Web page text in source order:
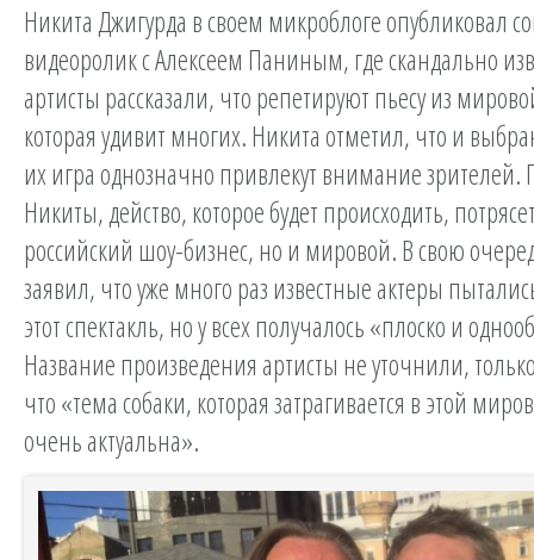
Никита Джигурда в своем микроблоге опубликовал
видеоролик с Алексеем Паниным, где скандально
артисты рассказали, что репетируют пьесу из
которая удивит многих. Никита отметил, что и
их игра однозначно привлекут внимание зрителей.
Никиты, действо, которое будет происходить,
российский шоу-бизнес, но и мировой. В свою
заявил, что уже много раз известные актеры
этот спектакль, но у всех получалось «плоско и
Название произведения артисты не уточнили,
что «тема собаки, которая затрагивается в этой
очень актуальна».